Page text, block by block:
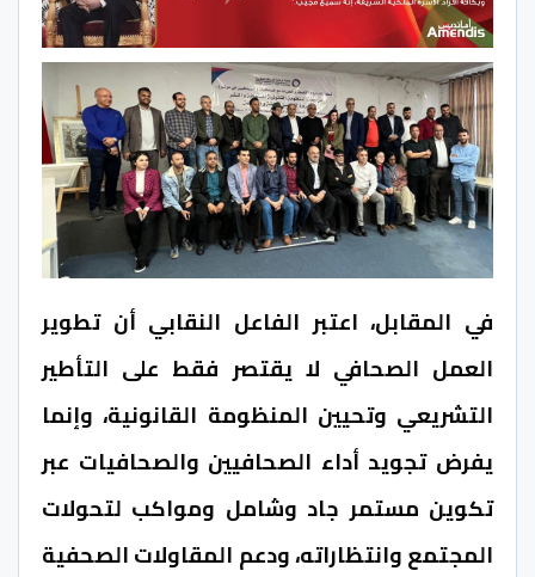
في المقابل، اعتبر الفاعل النقابي أن تطوير
العمل الصحافي لا يقتصر فقط على التأطير
التشريعي وتحيين المنظومة القانونية، وإنما
يفرض تجويد أداء الصحافيين والصحافيات عبر
تكوين مستمر جاد وشامل ومواكب لتحولات
المجتمع وانتظاراته، ودعم المقاولات الصحفية